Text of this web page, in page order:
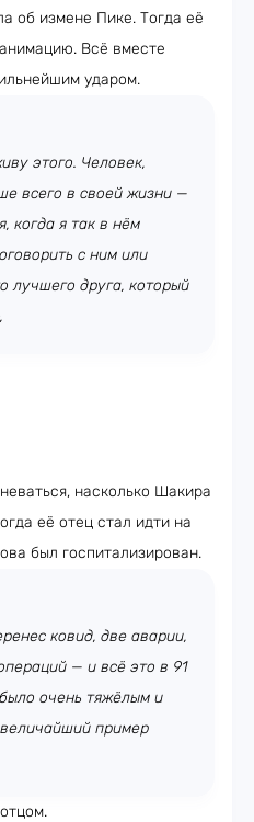
об измене Пике. Тогда её
Всё вместе
ударом.
этого. Человек,
всего в своей жизни —
когда я так в нём
с ним или
лучшего друга, который
насколько Шакира
её отец стал идти на
был госпитализирован.
ковид, две аварии,
— и всё это в 91
очень тяжёлым и
пример